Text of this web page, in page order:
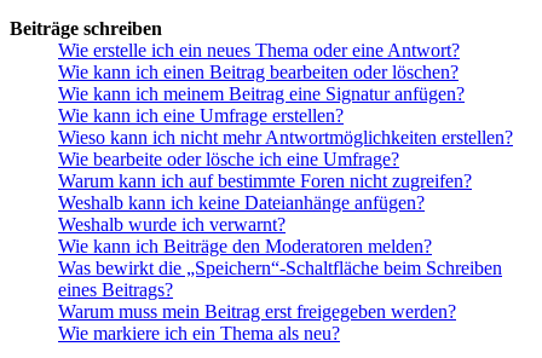
Beiträge schreiben
Wie erstelle ich ein neues Thema oder eine Antwort?
Wie kann ich einen Beitrag bearbeiten oder löschen?
Wie kann ich meinem Beitrag eine Signatur anfügen?
Wie kann ich eine Umfrage erstellen?
Wieso kann ich nicht mehr Antwortmöglichkeiten erstellen?
Wie bearbeite oder lösche ich eine Umfrage?
Warum kann ich auf bestimmte Foren nicht zugreifen?
Weshalb kann ich keine Dateianhänge anfügen?
Weshalb wurde ich verwarnt?
Wie kann ich Beiträge den Moderatoren melden?
Was bewirkt die „Speichern“-Schaltfläche beim Schreiben
eines Beitrags?
Warum muss mein Beitrag erst freigegeben werden?
Wie markiere ich ein Thema als neu?